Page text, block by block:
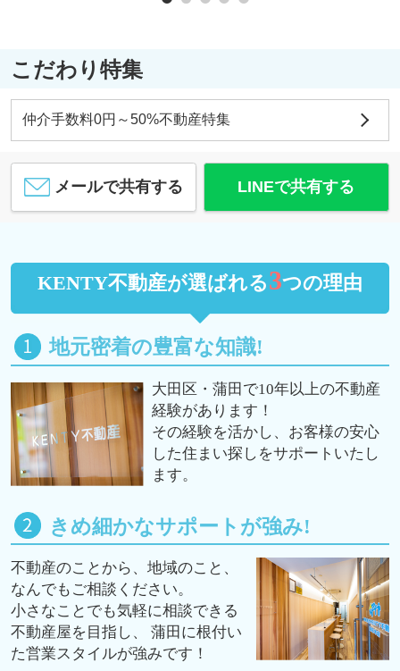
こだわり特集
仲介手数料0円～50%不動産特集
メールで共有する LINEで共有する
KENTY不動産が選ばれる3つの理由
地元密着の豊富な知識!
大田区・蒲田で10年以上の不動産
経験があります！
その経験を活かし、お客様の安心
した住まい探しをサポートいたし
ます。
きめ細かなサポートが強み!
不動産のことから、地域のこと、
なんでもご相談ください。
小さなことでも気軽に相談できる
不動産屋を目指し、 蒲田に根付い
た営業スタイルが強みです！